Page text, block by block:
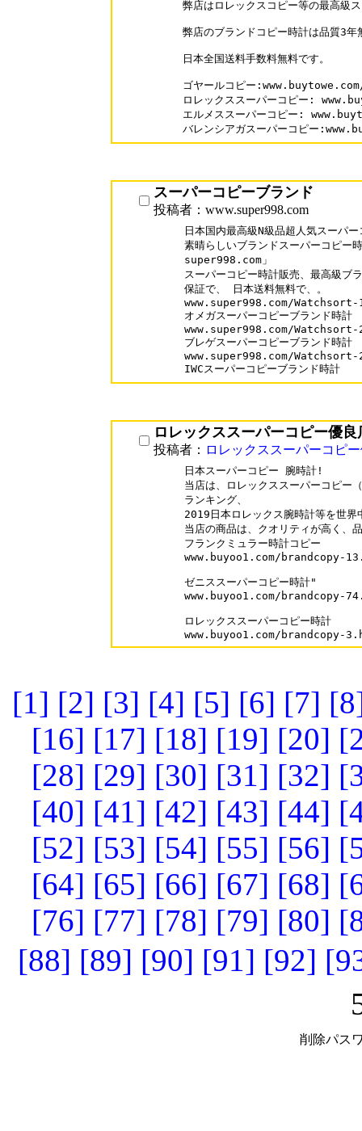
弊店はロレックスコピー等の最高級
弊店のブランドコピー時計は品質3年
日本全国送料手数料無料です。
ゴヤールコピー
ロレックススーパーコピー:
エルメススーパーコピー:
バレンシアガスーパーコピー
スーパーコピーブランド
投稿者：www.super998.com
日本国内最高級N級品超人気スーパ
素晴らしいブランドスーパーコピー
super998.com」
スーパーコピー時計販売、最高級ブ
保証で、 日本送料無料で、。
www.super998.com/
オメガスーパーコピーブランド時計
www.super998.com/
ブレゲスーパーコピーブランド時計
www.super998.com/
IWCスーパーコピーブランド時計
ロレックススーパーコピー優良
投稿者： ロレックススーパーコピ
日本スーパーコピー 腕時計!
当店は、ロレックススーパーコピー
ランキング、
2019日本ロレックス腕時計等を世界
当店の商品は、クオリティが高く、
フランクミュラー時計コピー
www.buyoo1.com/brandcopy-
ゼニススーパーコピー時計"
www.buyoo1.com/brandcopy-
ロレックススーパーコピー時計
www.buyoo1.com/brandcopy-
[1] [2] [3] [4] [5] [6] [7]
[16] [17] [18] [19] [20]
[28] [29] [30] [31] [32]
[40] [41] [42] [43] [44]
[52] [53] [54] [55] [56]
[64] [65] [66] [67] [68]
[76] [77] [78] [79] [80]
[88] [89] [90] [91] [92]
削除パス